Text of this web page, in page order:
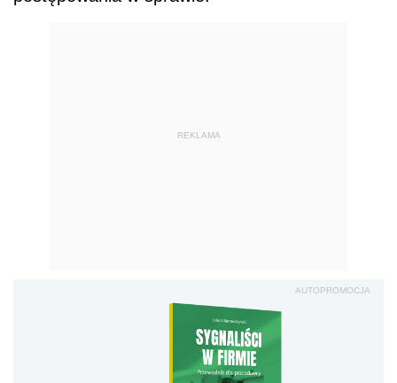
REKLAMA
AUTOPROMOCJA